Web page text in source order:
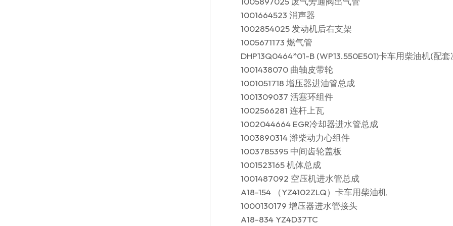
1001664523 消声器
1002854025 发动机后右支架
1005671173 燃气管
DHP13Q0464*01-B (WP13.550E501)卡车用柴油机(配套
1001438070 曲轴皮带轮
1001051718 增压器进油管总成
1001309037 活塞环组件
1002566281 连杆上瓦
1002044664 EGR冷却器进水管总成
1003890314 潍柴动力心组件
1003785395 中间齿轮盖板
1001523165 机体总成
1001487092 空压机进水管总成
A18-154 （YZ4102ZLQ）卡车用柴油机
1000130179 增压器进水管接头
A18-834 YZ4D37TC